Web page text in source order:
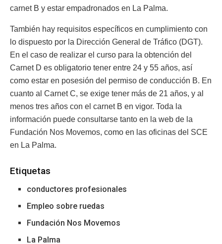
carnet B y estar empadronados en La Palma.
También hay requisitos específicos en cumplimiento con
lo dispuesto por la Dirección General de Tráfico (DGT).
En el caso de realizar el curso para la obtención del
Carnet D es obligatorio tener entre 24 y 55 años, así
como estar en posesión del permiso de conducción B. En
cuanto al Carnet C, se exige tener más de 21 años, y al
menos tres años con el carnet B en vigor. Toda la
información puede consultarse tanto en la web de la
Fundación Nos Movemos, como en las oficinas del SCE
en La Palma.
Etiquetas
conductores profesionales
Empleo sobre ruedas
Fundación Nos Movemos
La Palma